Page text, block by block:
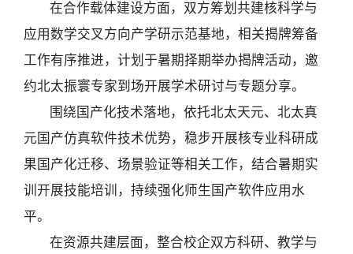
在合作载体建设方面，双方筹划共建核科学与
应用数学交叉方向产学研示范基地，相关揭牌筹备
工作有序推进，计划于暑期择期举办揭牌活动，邀
约北太振寰专家到场开展学术研讨与专题分享。
围绕国产化技术落地，依托北太天元、北太真
元国产仿真软件技术优势，稳步开展核专业科研成
果国产化迁移、场景验证等相关工作，结合暑期实
训开展技能培训，持续强化师生国产软件应用水
平。
在资源共建层面，整合校企双方科研、教学与